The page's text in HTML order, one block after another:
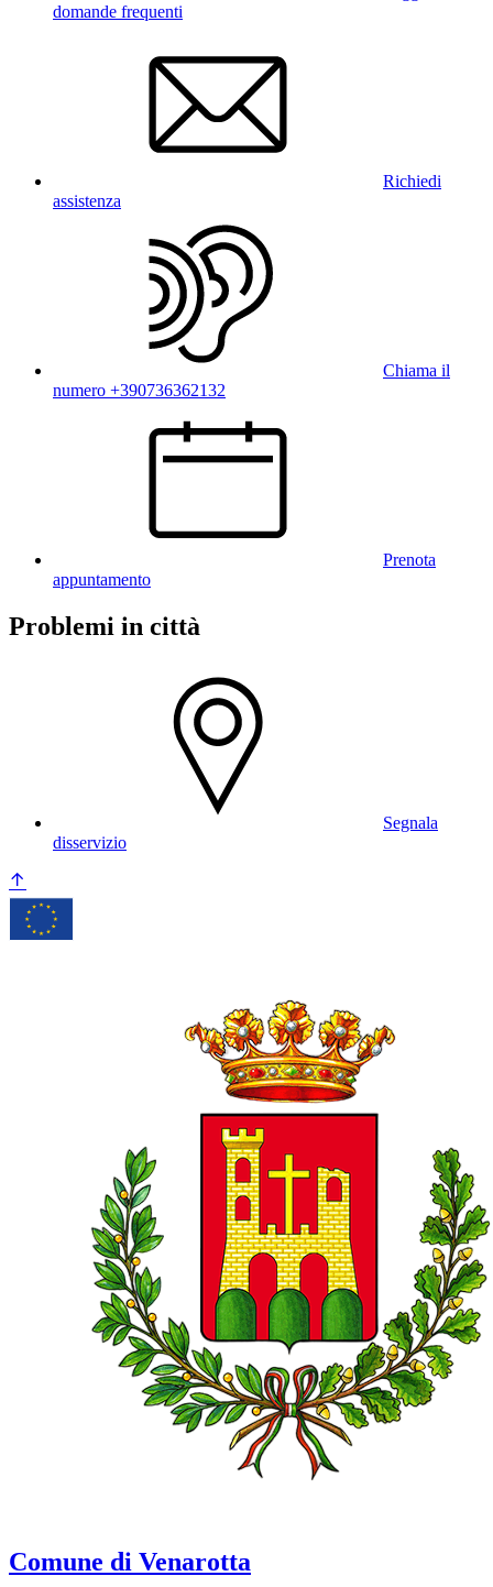
domande frequenti
Richiedi
assistenza
Chiama il
numero +390736362132
Prenota
appuntamento
Problemi in città
Segnala
disservizio
Comune di Venarotta